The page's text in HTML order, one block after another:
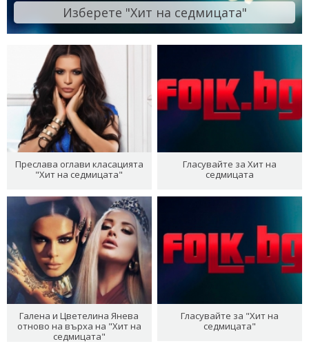
Изберете "Хит на седмицата"
Преслава оглави класацията
"Хит на седмицата"
Гласувайте за Хит на
седмицата
Галена и Цветелина Янева
отново на върха на "Хит на
седмицата"
Гласувайте за "Хит на
седмицата"